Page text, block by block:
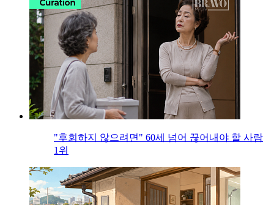
"후회하지 않으려면" 60세 넘어 끊어내야 할 사람
1위